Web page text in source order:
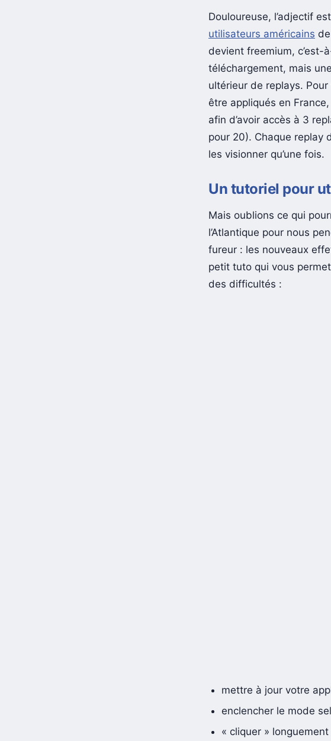
Douloureuse, l’adjectif
utilisateurs américains
devient freemium, c’est-
téléchargement, mais
ultérieur de replays.
être appliqués en
afin d’avoir accès à 3
pour 20). Chaque replay
les visionner qu’une fois.
Un tutoriel pour
Mais oublions ce qui
l’Atlantique pour nous
fureur : les nouveaux
petit tuto qui vous
des difficultés :
mettre à jour votre
enclencher le mode